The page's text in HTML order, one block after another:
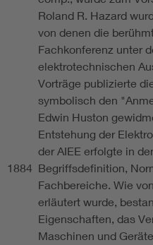
1884
Roland R. Hazard
von denen die
Fachkonferenz unter
elektrotechnischen
Vorträge publizierte
symbolisch den
Edwin Huston
Entstehung der
der AIEE erfolgte in
Begriffsdefinition,
Fachbereiche. Wie
erläutert wurde,
Eigenschaften, das
Maschinen und